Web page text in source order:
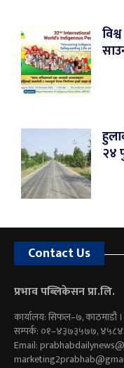
२४
Contact Us
प्रभाव पब्लिकेसन प्रा.लि.
कार्यालय: सिफल–७, काठमाडौं ।
सम्पर्क: ०१–४३७३५७७,
Email: